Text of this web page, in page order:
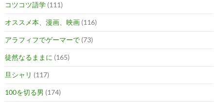
コツコツ語学 (111)
オススメ本、漫画、映画 (116)
アラフィフでゲーマーで (73)
徒然なるままに (165)
旦シャリ (117)
100を切る男 (174)